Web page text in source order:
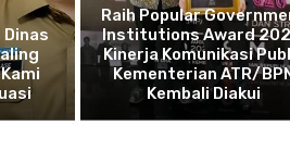
Raih Popular
Institutions Award
Kinerja Komunikasi
Kementerian ATR/
Kembali Diakui